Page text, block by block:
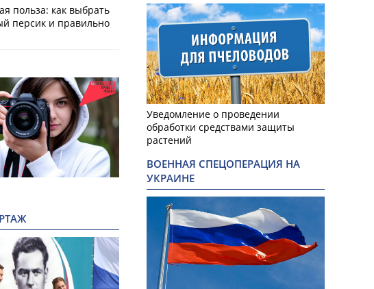
польза: как выбрать
персик и правильно
Уведомление о проведении
обработки средствами защиты
растений
ВОЕННАЯ СПЕЦОПЕРАЦИЯ НА
УКРАИНЕ